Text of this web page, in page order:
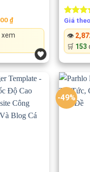
đầy đủ
Web Vitals
dễ dàng được Google
từ khóa.
₫.
₫Current
price
is:
25.000 ₫.
Rated
4.50
of 5
Giá
👁️
🛒 153
-49%